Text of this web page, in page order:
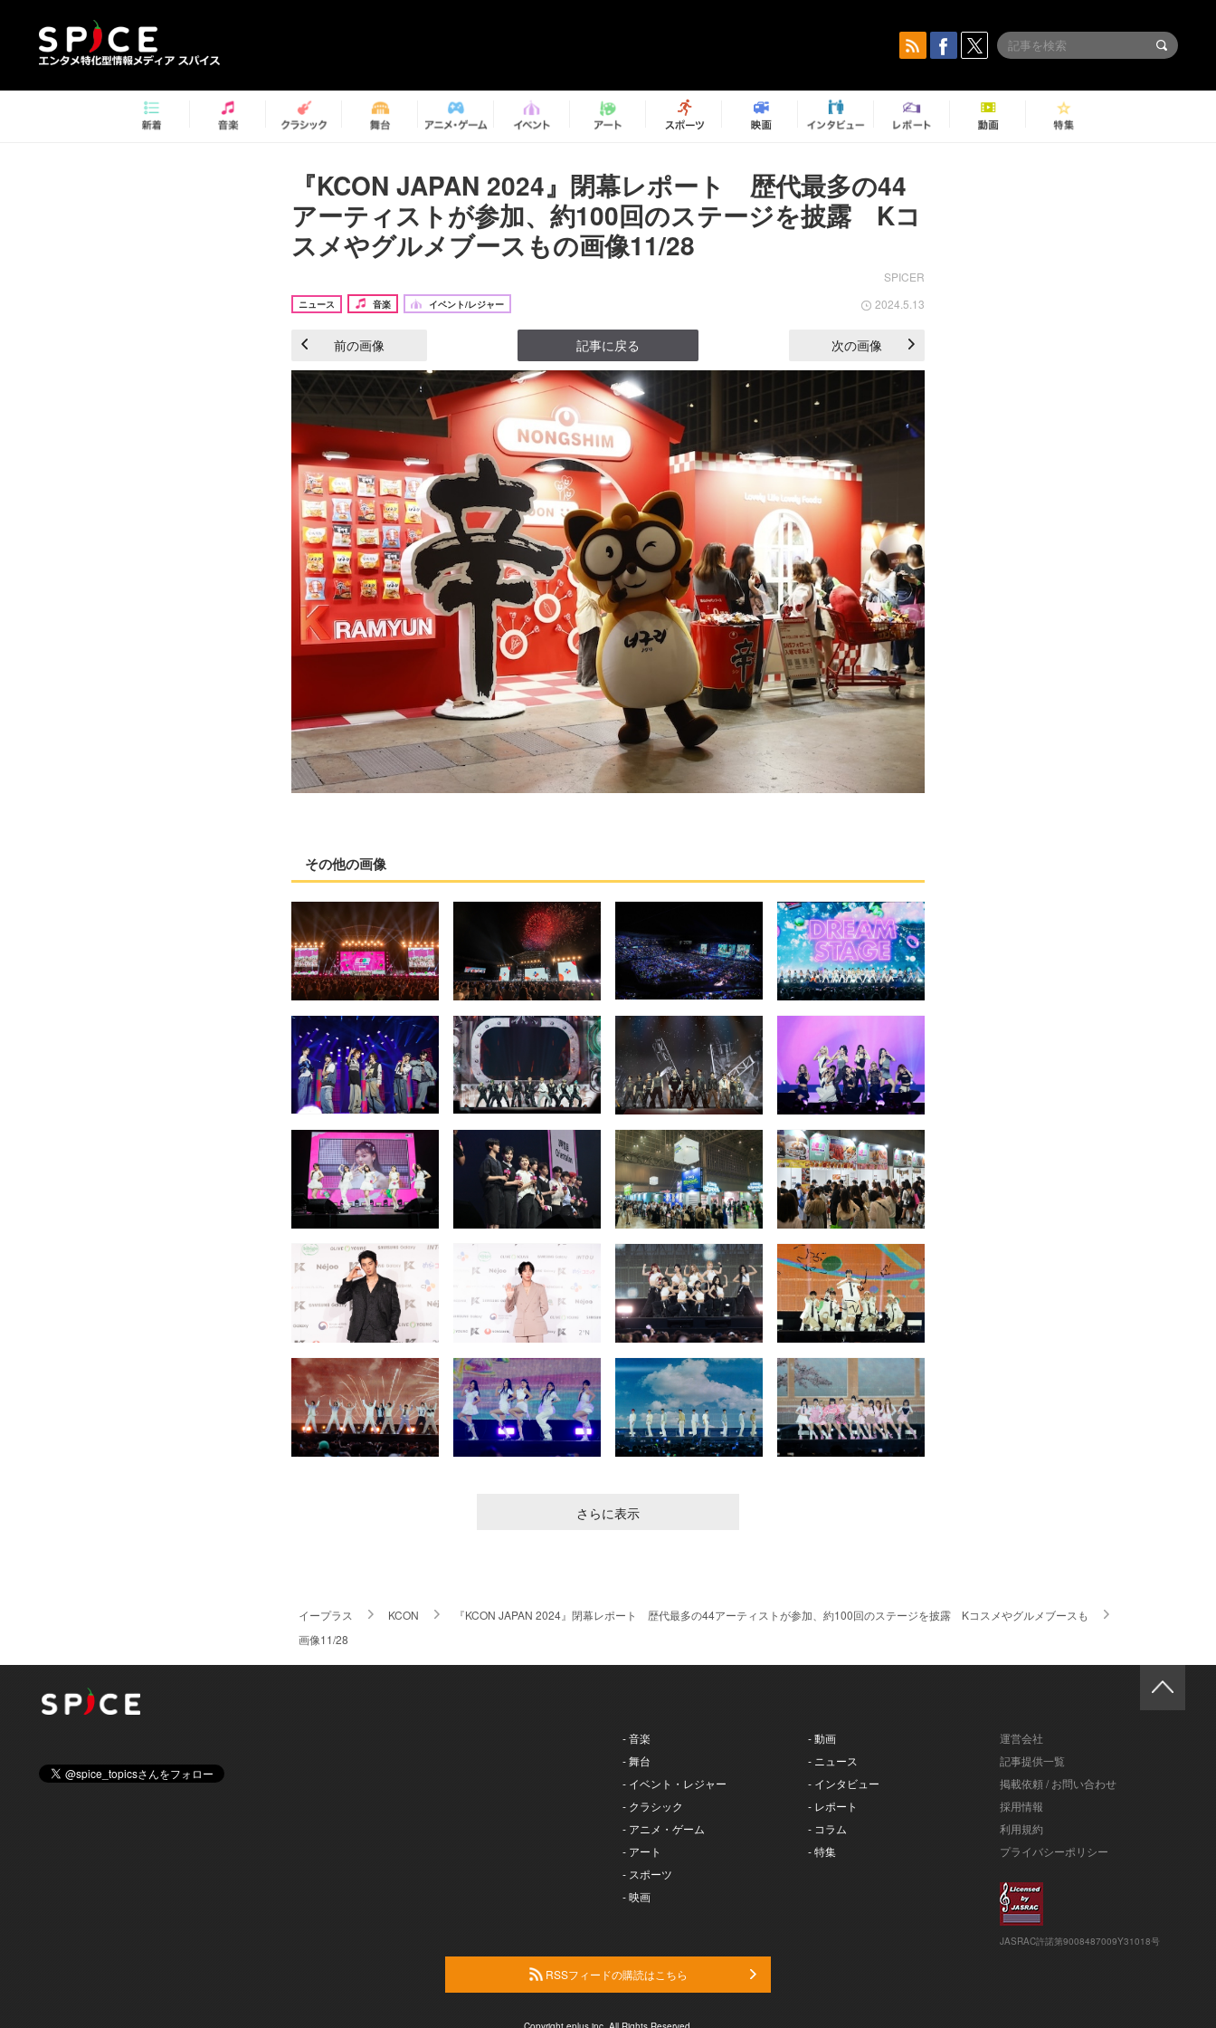
『KCON JAPAN 2024』閉幕レポート 歴代最多の44
アーティストが参加、約100回のステージを披露 Kコ
スメやグルメブースもの画像11/28
SPICER
ニュース 音楽 イベント/レジャー 2024.5.13
前の画像 記事に戻る 次の画像
その他の画像
さらに表示
イープラス KCON
『KCON JAPAN 2024』閉幕レポート 歴代最多の44アーティストが参加、約100回のステージを披露 Kコスメやグルメブースも
画像11/28
- 音楽
- 舞台
- イベント・レジャー
- クラシック
- アニメ・ゲーム
- アート
- スポーツ
- 映画
- 動画
- ニュース
- インタビュー
- レポート
- コラム
- 特集
運営会社
記事提供一覧
掲載依頼 / お問い合わせ
採用情報
利用規約
プライバシーポリシー
JASRAC許諾第9008487009Y31018号
RSSフィードの購読はこちら